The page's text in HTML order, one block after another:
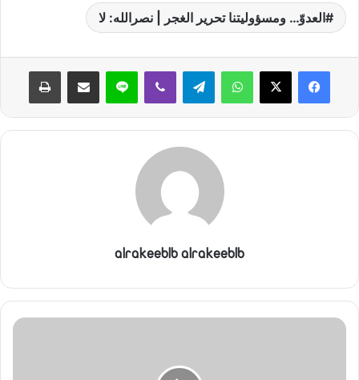
العدوّ… ومسؤوليتنا تحرير الغجر | نصرالله: لا
واتساب لاين
alrakeeblb alrakeeblb